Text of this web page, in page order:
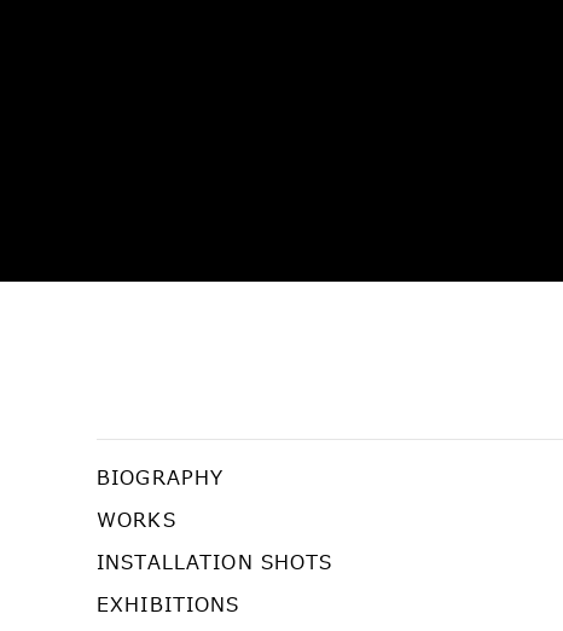
BIOGRAPHY
WORKS
INSTALLATION SHOTS
EXHIBITIONS